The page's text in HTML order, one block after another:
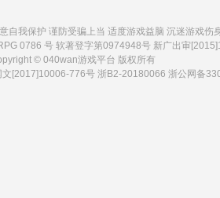
自我保护 谨防受骗上当 适度游戏益脑 沉迷游戏伤
0786 号 软著登字第0974948号 新广出审
© 040wan游戏平台 版权所有
[2017]10006-776号 浙B2-20180066 浙公网备